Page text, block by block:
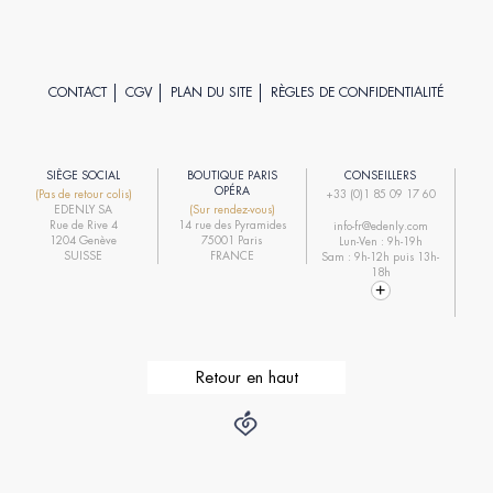
CONTACT CGV PLAN DU SITE RÈGLES DE CONFIDENTIALITÉ
SIÈGE SOCIAL
(Pas de retour colis)
EDENLY SA
Rue de Rive 4
1204 Genève
SUISSE
BOUTIQUE PARIS
OPÉRA
(Sur rendez-vous)
14 rue des Pyramides
75001 Paris
FRANCE
CONSEILLERS
+33 (0)1 85 09 17 60
info-fr@edenly.com
Lun-Ven : 9h-19h
Sam : 9h-12h puis 13h-
18h
Retour en haut